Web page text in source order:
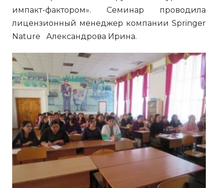
импакт-фактором». Семинар проводила
лицензионный менеджер компании Springer
Nature Александрова Ирина.